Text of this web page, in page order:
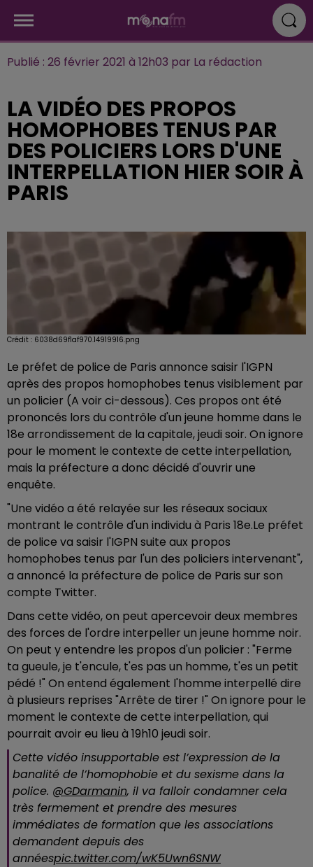
Publié : 26 février 2021 à 12h03 par La rédaction
LA VIDÉO DES PROPOS
HOMOPHOBES TENUS PAR
DES POLICIERS LORS D'UNE
INTERPELLATION HIER SOIR À
PARIS
Crédit : 6038d69f1af970.14919916.png
Le préfet de police de Paris annonce saisir l'IGPN
après des propos homophobes tenus visiblement par
un policier (A voir ci-dessous). Ces propos ont été
prononcés lors du contrôle d'un jeune homme dans le
18e arrondissement de la capitale, jeudi soir. On ignore
pour le moment le contexte de cette interpellation,
mais la préfecture a donc décidé d'ouvrir une
enquête.
"Une vidéo a été relayée sur les réseaux sociaux
montrant le contrôle d'un individu à Paris 18e.Le préfet
de police va saisir l'IGPN suite aux propos
homophobes tenus par l'un des policiers intervenant",
a annoncé la préfecture de police de Paris sur son
compte Twitter.
Dans cette vidéo, on peut apercevoir deux membres
des forces de l'ordre interpeller un jeune homme noir.
On peut y entendre les propos d'un policier : "Ferme
ta gueule, je t'encule, t'es pas un homme, t'es un petit
pédé !" On entend également l'homme interpellé dire
à plusieurs reprises "Arrête de tirer !" On ignore pour le
moment le contexte de cette interpellation, qui
pourrait avoir eu lieu à 19h10 jeudi soir.
Cette vidéo insupportable est l’expression de la
banalité de l’homophobie et du sexisme dans la
police. @GDarmanin, il va falloir condamner cela
très fermement et prendre des mesures
immédiates de formation que les associations
demandent depuis des
annéespic.twitter.com/wK5Uwn6SNW